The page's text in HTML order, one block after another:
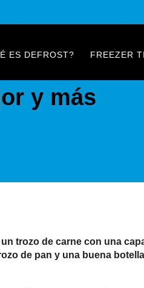
ES DEFROST? FREEZER
y más
trozo de carne con una
de pan y una buena